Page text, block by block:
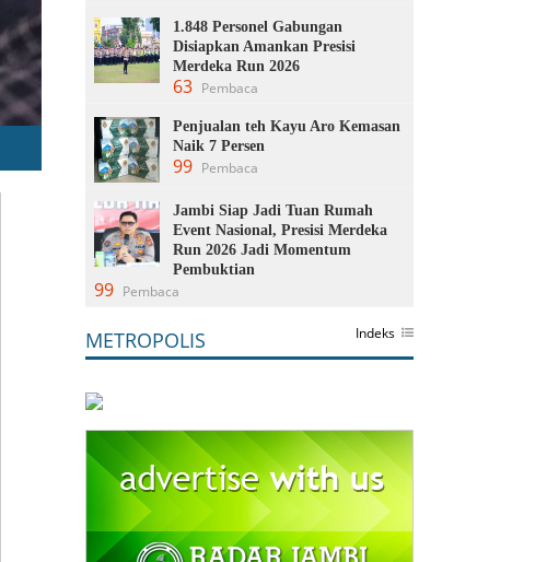
1.848 Personel Gabungan
Disiapkan Amankan Presisi
Merdeka Run 2026
63 Pembaca
Penjualan teh Kayu Aro Kemasan
Naik 7 Persen
99 Pembaca
Jambi Siap Jadi Tuan Rumah
Event Nasional, Presisi Merdeka
Run 2026 Jadi Momentum
Pembuktian
99 Pembaca
METROPOLIS Indeks